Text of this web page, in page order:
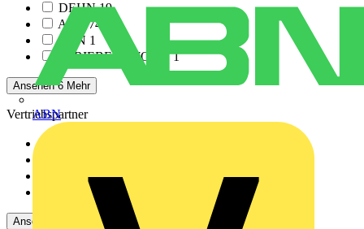
ABN
DEHN19
ABB74
ABN 1
STRIEBEL & JOHN1
Ansehen 6 Mehr
Vertriebspartner
Emil Löffelhardt Gmb...
Oskar Böttcher GmbH...
Ansehen -2 Mehr